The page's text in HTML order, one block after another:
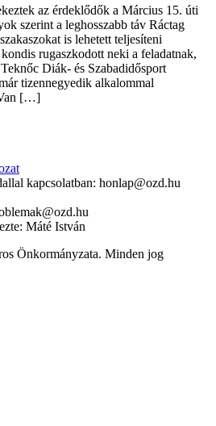
az érdeklődők a Március 15. úti
szerint a leghosszabb táv Ráctag
is lehetett teljesíteni
rugaszkodott neki a feladatnak,
Diák- és Szabadidősport
tizennegyedik alkalommal
[…]
kapcsolatban: honlap@ozd.hu
Máté István
Önkormányzata. Minden jog